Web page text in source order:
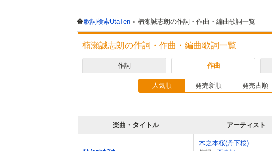
歌詞検索UtaTen 楠瀬誠志朗の作詞・作曲・編曲歌詞一覧
楠瀬誠志朗の作詞・作曲・編曲歌詞一覧
作詞 作曲
人気順 発売新順 発売古順
楽曲・タイトル アーティスト
木之本桜(丹下桜)